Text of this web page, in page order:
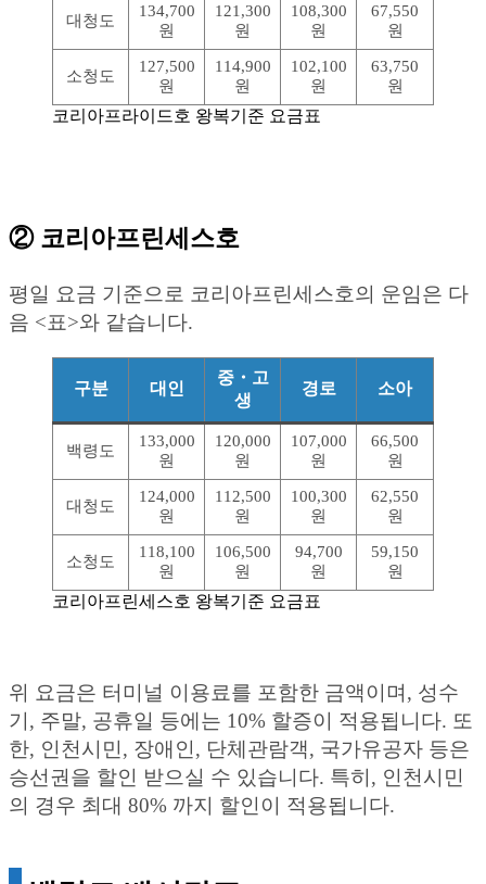
대청도
134,700
원
121,300
원
108,300
원
67,550
원
소청도
127,500
원
114,900
원
102,100
원
63,750
원
코리아프라이드호 왕복기준 요금표
② 코리아프린세스호
평일 요금 기준으로 코리아프린세스호의 운임은 다
음 <표>와 같습니다.
구분 대인
중・고
생
경로 소아
백령도
133,000
원
120,000
원
107,000
원
66,500
원
대청도
124,000
원
112,500
원
100,300
원
62,550
원
소청도
118,100
원
106,500
원
94,700
원
59,150
원
코리아프린세스호 왕복기준 요금표
위 요금은 터미널 이용료를 포함한 금액이며, 성수
기, 주말, 공휴일 등에는 10% 할증이 적용됩니다. 또
한, 인천시민, 장애인, 단체관람객, 국가유공자 등은
승선권을 할인 받으실 수 있습니다. 특히, 인천시민
의 경우 최대 80% 까지 할인이 적용됩니다.